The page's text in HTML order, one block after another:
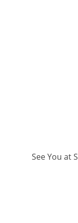
See You at